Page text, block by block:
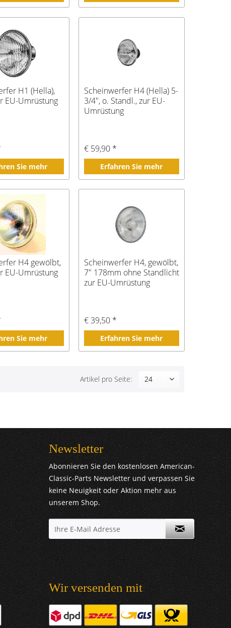
H1 (Hella),
EU-Umrüstung
Sie mehr
Scheinwerfer H4 (Hella) 5-
3/4", o. Standl., zur EU-
Umrüstung
€ 59,90 *
Erfahren Sie mehr
H4 gewölbt,
EU-Umrüstung
Sie mehr
Scheinwerfer H4, gewölbt,
7" 178mm ohne Standlicht
zur EU-Umrüstung
€ 39,50 *
Erfahren Sie mehr
Artikel pro Seite:
Newsletter
Abonnieren Sie den kostenlosen American-
Classic-Parts Newsletter und verpassen Sie
keine Neuigkeit oder Aktion mehr aus
unserem Shop.
Wir versenden mit